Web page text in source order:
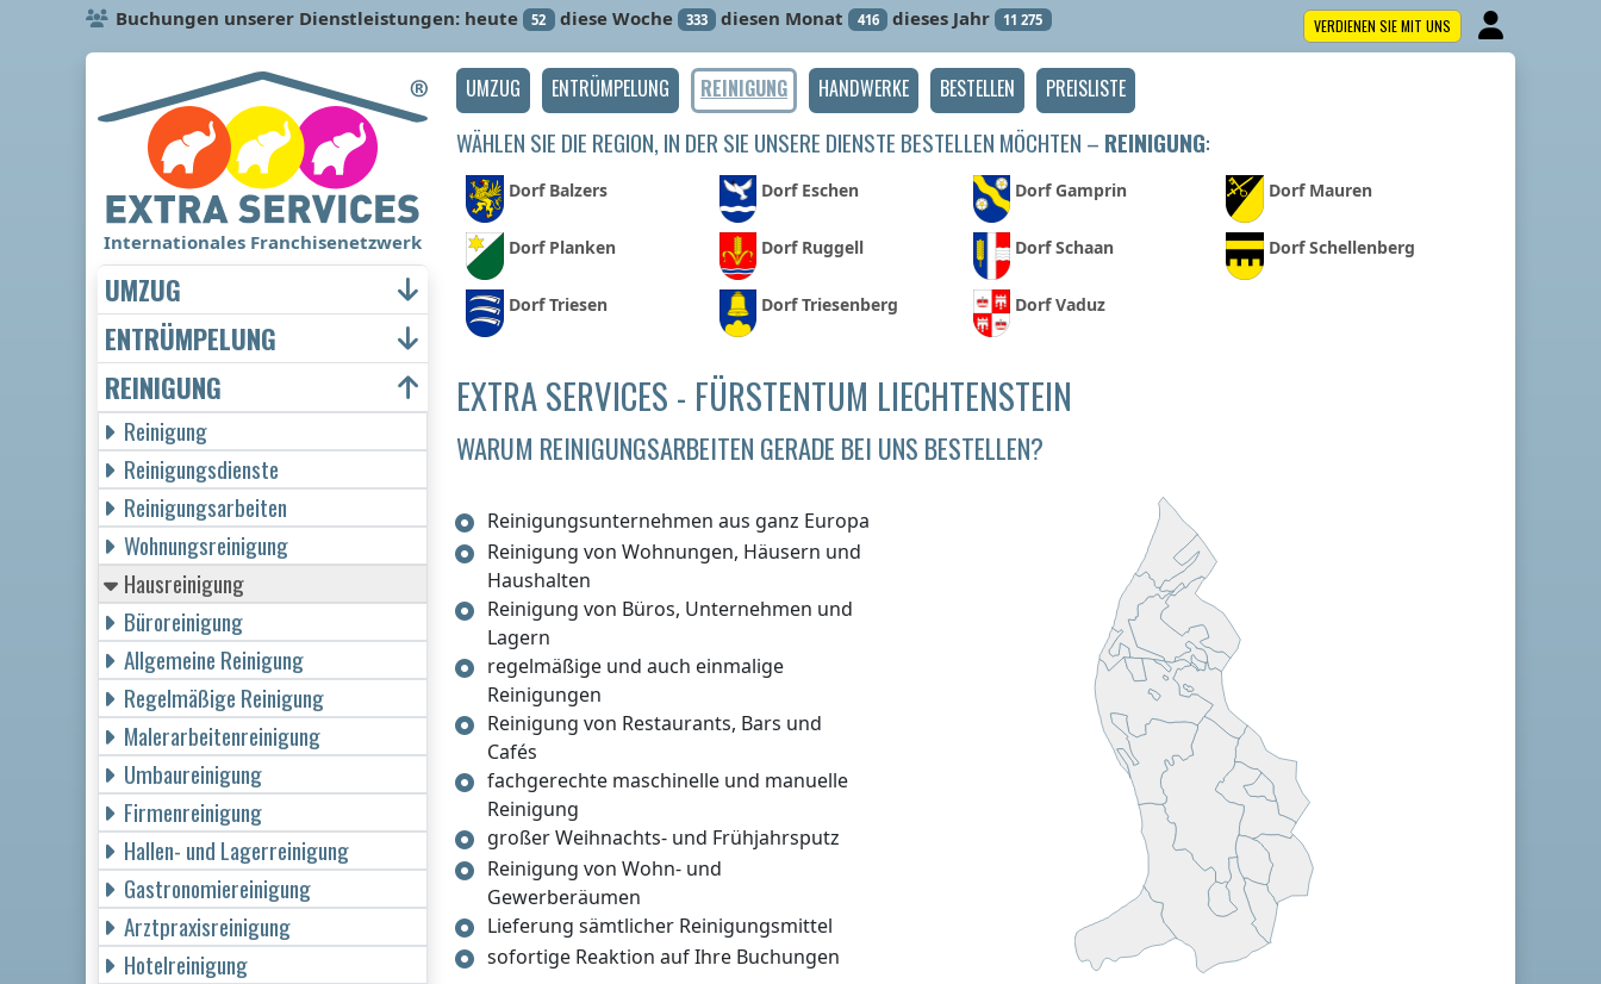
Buchungen unserer Dienstleistungen: heute 52 diese Woche 333 diesen Monat 416 dieses Jahr 11 275 VERDIENEN SIE MIT UNS
UMZUG ENTRÜMPELUNG REINIGUNG HANDWERKE BESTELLEN PREISLISTE
WÄHLEN SIE DIE REGION, IN DER SIE UNSERE DIENSTE BESTELLEN MÖCHTEN – REINIGUNG:
Dorf Balzers Dorf Eschen Dorf Gamprin Dorf Mauren
Dorf Planken Dorf Ruggell Dorf Schaan Dorf Schellenberg
Dorf Triesen Dorf Triesenberg Dorf Vaduz
EXTRA SERVICES - FÜRSTENTUM LIECHTENSTEIN
WARUM REINIGUNGSARBEITEN GERADE BEI UNS BESTELLEN?
Reinigungsunternehmen aus ganz Europa
Reinigung von Wohnungen, Häusern und
Haushalten
Reinigung von Büros, Unternehmen und
Lagern
regelmäßige und auch einmalige
Reinigungen
Reinigung von Restaurants, Bars und
Cafés
fachgerechte maschinelle und manuelle
Reinigung
großer Weihnachts- und Frühjahrsputz
Reinigung von Wohn- und
Gewerberäumen
Lieferung sämtlicher Reinigungsmittel
sofortige Reaktion auf Ihre Buchungen
Internationales Franchisenetzwerk
UMZUG
ENTRÜMPELUNG
REINIGUNG
Reinigung
Reinigungsdienste
Reinigungsarbeiten
Wohnungsreinigung
Hausreinigung
Büroreinigung
Allgemeine Reinigung
Regelmäßige Reinigung
Malerarbeitenreinigung
Umbaureinigung
Firmenreinigung
Hallen- und Lagerreinigung
Gastronomiereinigung
Arztpraxisreinigung
Hotelreinigung